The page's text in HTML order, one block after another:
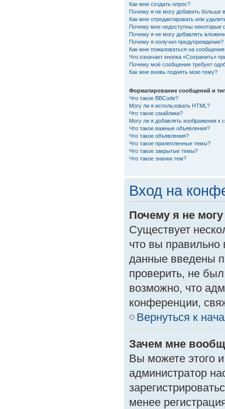
Как мне создать опрос?
Почему я не могу добавить больше
Как мне отредактировать или
Почему мне недоступны некоторые
Почему я не могу добавлять
Почему я получил предупреждение?
Как мне пожаловаться на
Что означает кнопка «Сохранить»
Почему моё сообщение требует
Как мне вновь поднять мою тему?
Форматирование сообщений и
Что такое BBCode?
Могу ли я использовать HTML?
Что такое смайлики?
Могу ли я добавлять изображения к
Что такое важные объявления?
Что такое объявления?
Что такое прилепленные темы?
Что такое закрытые темы?
Что такое значки тем?
Вход на
Почему я не
Существует
что вы правильно
данные введены
проверить, не
возможно, что
конференции,
Вернуться к
Зачем мне
Вы можете этого и
администратор
менее